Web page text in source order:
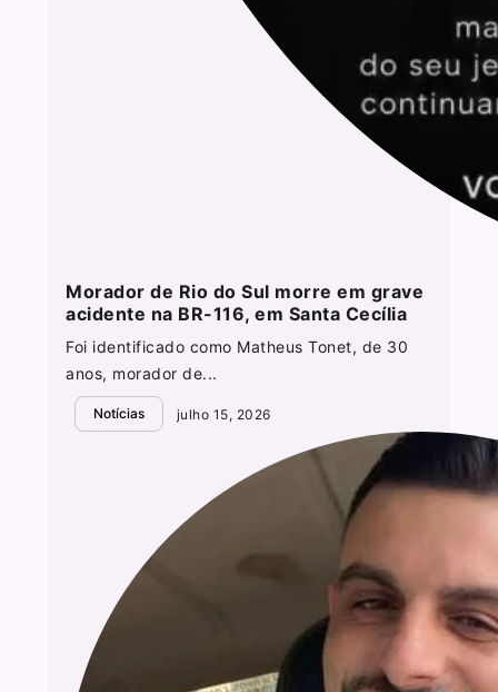
Morador de Rio do Sul morre em grave
acidente na BR-116, em Santa Cecília
Foi identificado como Matheus Tonet, de 30
anos, morador de...
Notícias julho 15, 2026